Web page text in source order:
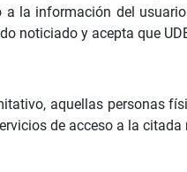
la información del
noticiado y acepta que
aquellas personas
de acceso a la